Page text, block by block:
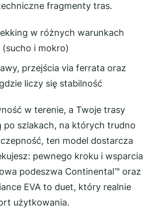
fragmenty tras.
w różnych warunkach
i mokro)
przejścia via ferrata oraz
liczy się stabilność
w terenie, a Twoje trasy
po szlakach, na których trudno
ten model dostarcza
pewnego kroku i wsparcia
podeszwa Continental™ oraz
EVA to duet, który realnie
użytkowania.